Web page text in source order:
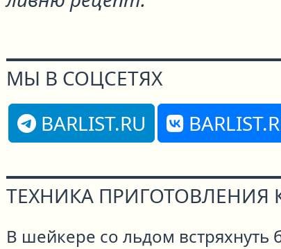
МЫ В СОЦСЕТЯХ
BARLIST.RU
ТЕХНИКА ПРИГОТОВЛЕНИЯ
В шейкере со льдом встряхнуть